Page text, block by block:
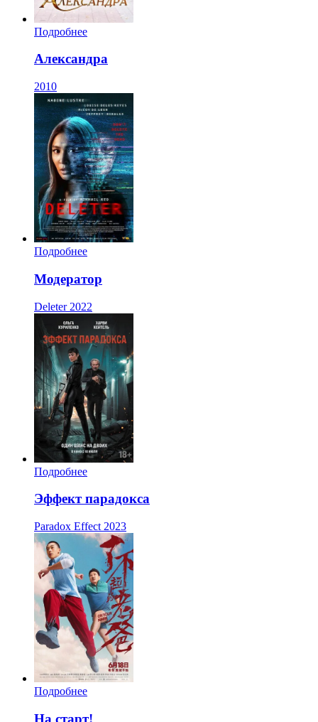
Подробнее
Александра
2010
Подробнее
Модератор
Deleter 2022
Подробнее
Эффект парадокса
Paradox Effect 2023
Подробнее
На старт!